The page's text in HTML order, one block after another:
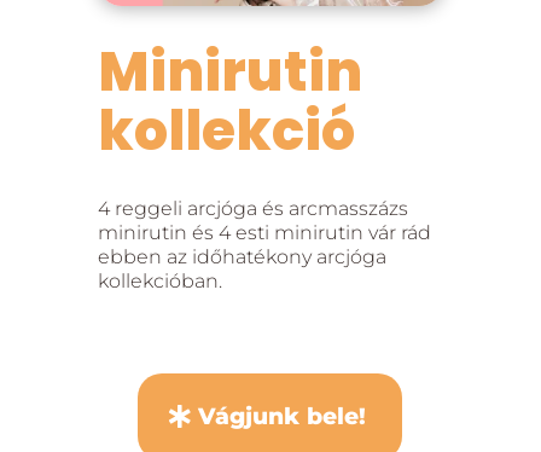
Minirutin
kollekció
4 reggeli arcjóga és arcmasszázs
minirutin és 4 esti minirutin vár rád
ebben az időhatékony arcjóga
kollekcióban.
Vágjunk bele!